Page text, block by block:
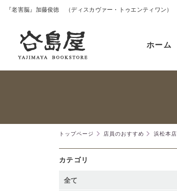
『老害脳』加藤俊徳 （ディスカヴァー・トゥエンティワン）
ホーム
トップページ 店員のおすすめ 浜松本店
カテゴリ
全て